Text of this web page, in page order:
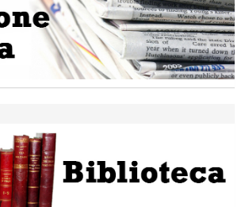
di Fondazione Terzjus: prima riunione a